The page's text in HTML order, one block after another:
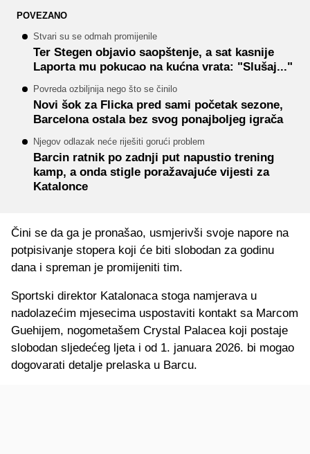
POVEZANO
Stvari su se odmah promijenile
Ter Stegen objavio saopštenje, a sat kasnije
Laporta mu pokucao na kućna vrata: "Slušaj..."
Povreda ozbiljnija nego što se činilo
Novi šok za Flicka pred sami početak sezone,
Barcelona ostala bez svog ponajboljeg igrača
Njegov odlazak neće riješiti gorući problem
Barcin ratnik po zadnji put napustio trening
kamp, a onda stigle poražavajuće vijesti za
Katalonce
Čini se da ga je pronašao, usmjerivši svoje napore na
potpisivanje stopera koji će biti slobodan za godinu
dana i spreman je promijeniti tim.
Sportski direktor Katalonaca stoga namjerava u
nadolazećim mjesecima uspostaviti kontakt sa Marcom
Guehijem, nogometašem Crystal Palacea koji postaje
slobodan sljedećeg ljeta i od 1. januara 2026. bi mogao
dogovarati detalje prelaska u Barcu.